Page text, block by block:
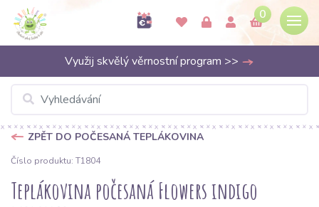
0
Využij skvělý věrnostní program >>
ZPĚT DO POČESANÁ TEPLÁKOVINA
Číslo produktu: T1804
Teplákovina počesaná Flowers indigo